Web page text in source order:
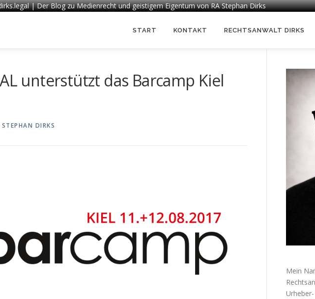
| Der Blog zu Medienrecht und geistigem Eigentum von RA Stephan Dirks
START KONTAKT RECHTSANWALT DIRKS
unterstützt das Barcamp Kiel
STEPHAN DIRKS
Mein